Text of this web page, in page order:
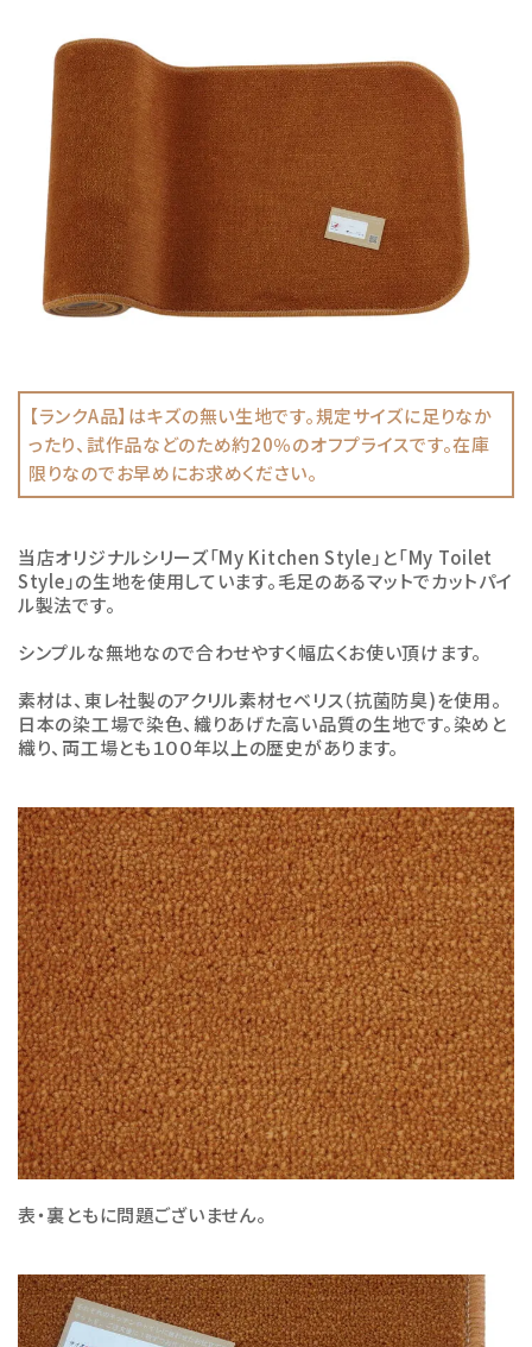
【ランクA品】はキズの無い生地です。規定サイズに足りなか
ったり、試作品などのため約20％のオフプライスです。在庫
限りなのでお早めにお求めください。
当店オリジナルシリーズ「My Kitchen Style」と「My Toilet
Style」の生地を使用しています。毛足のあるマットでカットパイ
ル製法です。
シンプルな無地なので合わせやすく幅広くお使い頂けます。
素材は、東レ社製のアクリル素材セベリス（抗菌防臭)を使用。
日本の染工場で染色、織りあげた高い品質の生地です。染めと
織り、両工場とも１００年以上の歴史があります。
表・裏ともに問題ございません。